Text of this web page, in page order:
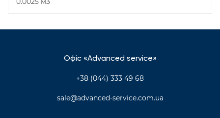
Офіс «Advanced service»
+38 (044) 333 49 68
sale@advanced-service.com.ua